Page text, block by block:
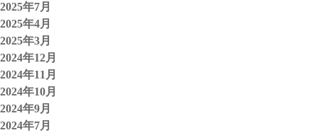
2025年7月
2025年4月
2025年3月
2024年12月
2024年11月
2024年10月
2024年9月
2024年7月